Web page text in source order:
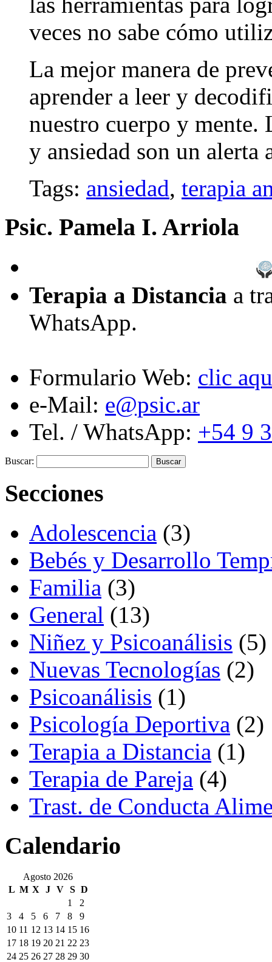
veces no sabe cómo
La mejor manera de
aprender a leer y
nuestro cuerpo y mente.
y ansiedad son un
Tags: ansiedad, terapia
Psic. Pamela I. Arriola
Terapia a Distancia a
WhatsApp.
Formulario Web: clic
e-Mail: e@psic.ar
Tel. / WhatsApp: +54 9
Buscar:
Secciones
Adolescencia (3)
Bebés y Desarrollo
Familia (3)
General (13)
Niñez y Psicoanálisis (5)
Nuevas Tecnologías (2)
Psicoanálisis (1)
Psicología Deportiva (2)
Terapia a Distancia (1)
Terapia de Pareja (4)
Trast. de Conducta
Calendario
Agosto 2026
L M X J V S D
1
2
3
4 5 6 7 8
9
10 11 12 13 14 15 16
17 18 19 20 21 22 23
24 25 26 27 28 29 30